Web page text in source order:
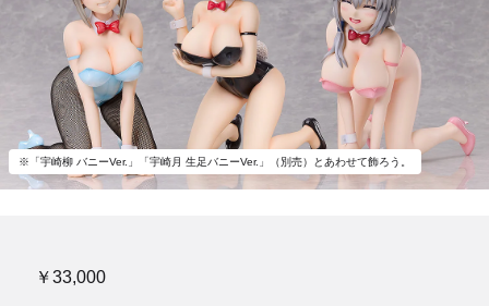
※「宇崎柳 バニーVer.」「宇崎月 生足バニーVer.」（別売）とあわせて飾ろう。
￥33,000